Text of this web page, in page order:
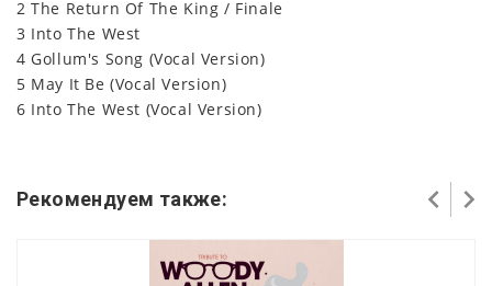
2 The Return Of The King / Finale
3 Into The West
4 Gollum's Song (Vocal Version)
5 May It Be (Vocal Version)
6 Into The West (Vocal Version)
Рекомендуем также: